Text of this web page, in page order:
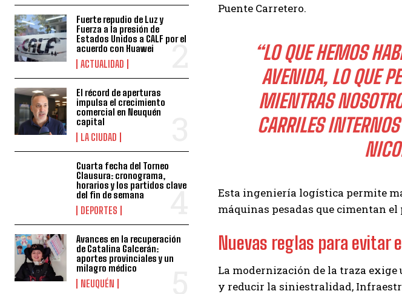
Fuerte repudio de Luz y
Fuerza a la presión de
Estados Unidos a CALF por el
acuerdo con Huawei
ACTUALIDAD
El récord de aperturas
impulsa el crecimiento
comercial en Neuquén
capital
LA CIUDAD
Cuarta fecha del Torneo
Clausura: cronograma,
horarios y los partidos clave
del fin de semana
DEPORTES
Avances en la recuperación
de Catalina Galcerán:
aportes provinciales y un
milagro médico
NEUQUÉN
Puente Carretero.
“LO QUE HEMOS
AVENIDA, LO QUE
MIENTRAS
CARRILES
Esta ingeniería logística permite
máquinas pesadas que cimentan el
Nuevas reglas para evitar
La modernización de la traza
y reducir la siniestralidad,